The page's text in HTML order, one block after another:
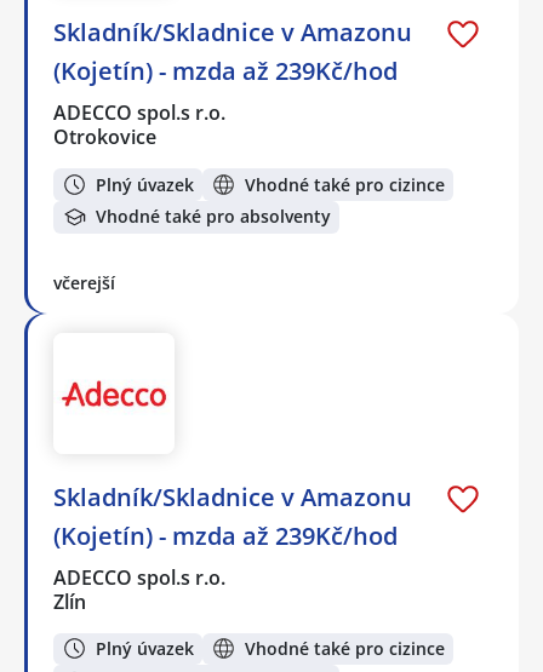
Skladník/Skladnice v Amazonu
(Kojetín) - mzda až 239Kč/hod
ADECCO spol.s r.o.
Otrokovice
Plný úvazek
Vhodné také pro cizince
Vhodné také pro absolventy
včerejší
Skladník/Skladnice v Amazonu
(Kojetín) - mzda až 239Kč/hod
ADECCO spol.s r.o.
Zlín
Plný úvazek
Vhodné také pro cizince